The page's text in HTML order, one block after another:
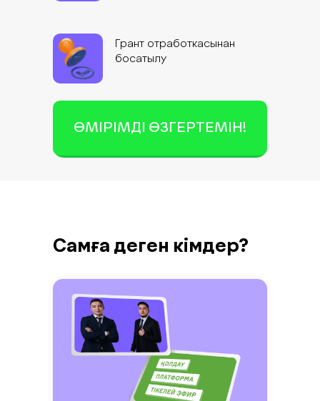
Грант отработкасынан
босатылу
Тегін сабақты көру
ӨМІРІМДІ ӨЗГЕРТЕМІН!
Самға деген кімдер?
Ағылшын тілі
Практикада тесттер
өту